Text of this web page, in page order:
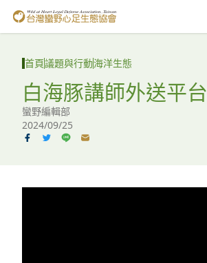
台灣蠻野心足生態協會
議題與行動
環境教育
白海豚媽祖宮
首頁議題與行動海洋生態
白海豚講師外送平台
蠻野編輯部
2024/09/25